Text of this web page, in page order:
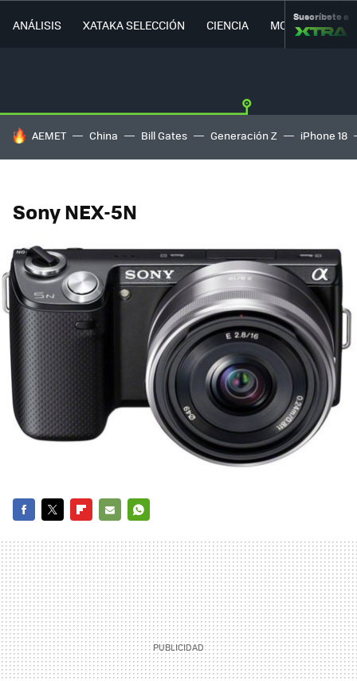
ANÁLISIS XATAKA SELECCIÓN CIENCIA MOVILIDAD
Suscríbete a
HOY SE HABLA DE
AEMET China Bill Gates Generación Z iPhone 18
Sony NEX-5N
MAIL